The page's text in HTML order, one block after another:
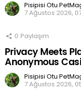
Pisipisi Otu
7 Ağustos 2026,
0 Paylaşım
Privacy Meets
Anonymous
Pisipisi Otu
7 Ağustos 2026,